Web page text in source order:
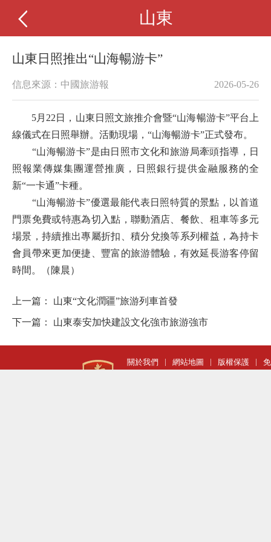
山東
山東日照推出“山海暢游卡”
信息來源：中國旅游報 2026-05-26
5月22日，山東日照文旅推介會暨“山海暢游卡”平台上
線儀式在日照舉辦。活動現場，“山海暢游卡”正式發布。
“山海暢游卡”是由日照市文化和旅游局牽頭指導，日
照報業傳媒集團運營推廣，日照銀行提供金融服務的全
新“一卡通”卡種。
“山海暢游卡”優選最能代表日照特質的景點，以首道
門票免費或特惠為切入點，聯動酒店、餐飲、租車等多元
場景，持續推出專屬折扣、積分兌換等系列權益，為持卡
會員帶來更加便捷、豐富的旅游體驗，有效延長游客停留
時間。（陳晨）
上一篇： 山東“文化潤疆”旅游列車首發
下一篇： 山東泰安加快建設文化強市旅游強市